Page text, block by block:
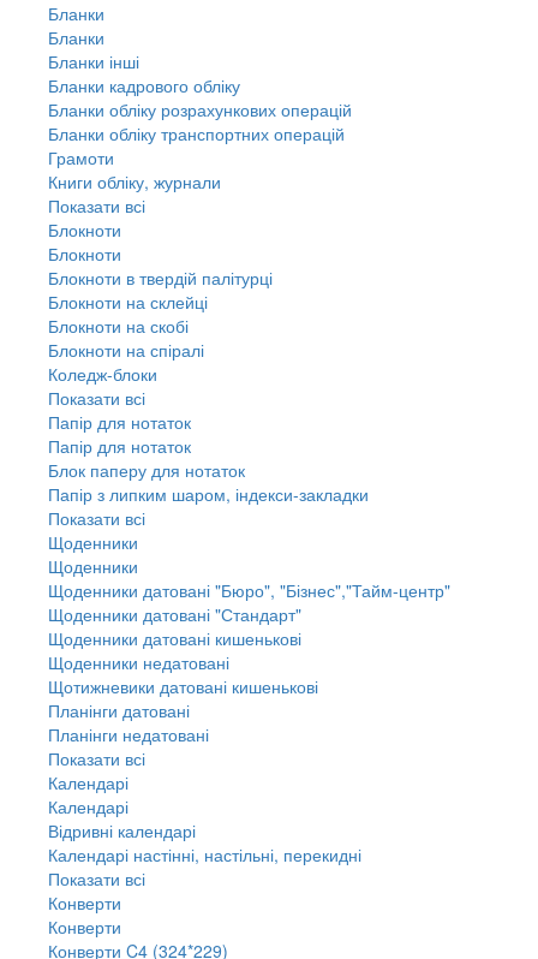
Бланки
Бланки
Бланки інші
Бланки кадрового обліку
Бланки обліку розрахункових операцій
Бланки обліку транспортних операцій
Грамоти
Книги обліку, журнали
Показати всі
Блокноти
Блокноти
Блокноти в твердій палітурці
Блокноти на склейці
Блокноти на скобі
Блокноти на спіралі
Коледж-блоки
Показати всі
Папір для нотаток
Папір для нотаток
Блок паперу для нотаток
Папір з липким шаром, індекси-закладки
Показати всі
Щоденники
Щоденники
Щоденники датовані "Бюро", "Бізнес","Тайм-центр"
Щоденники датовані "Стандарт"
Щоденники датовані кишенькові
Щоденники недатовані
Щотижневики датовані кишенькові
Планінги датовані
Планінги недатовані
Показати всі
Календарі
Календарі
Відривні календарі
Календарі настінні, настільні, перекидні
Показати всі
Конверти
Конверти
Конверти C4 (324*229)